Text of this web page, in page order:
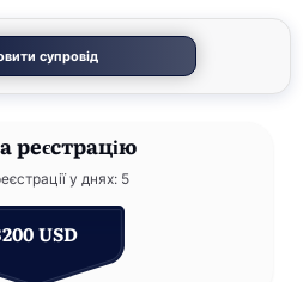
супровід
реєстрацію
у днях: 5
USD